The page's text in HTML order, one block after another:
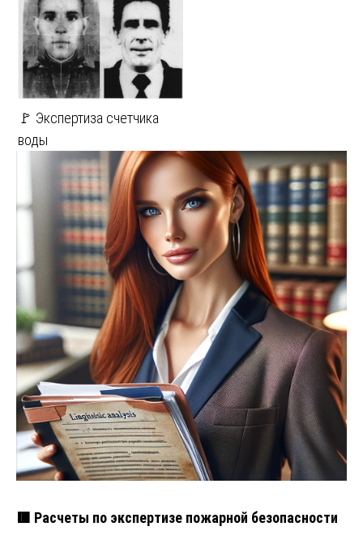
🚩 Экспертиза счетчика
воды
🟥 Расчеты по экспертизе пожарной безопасности